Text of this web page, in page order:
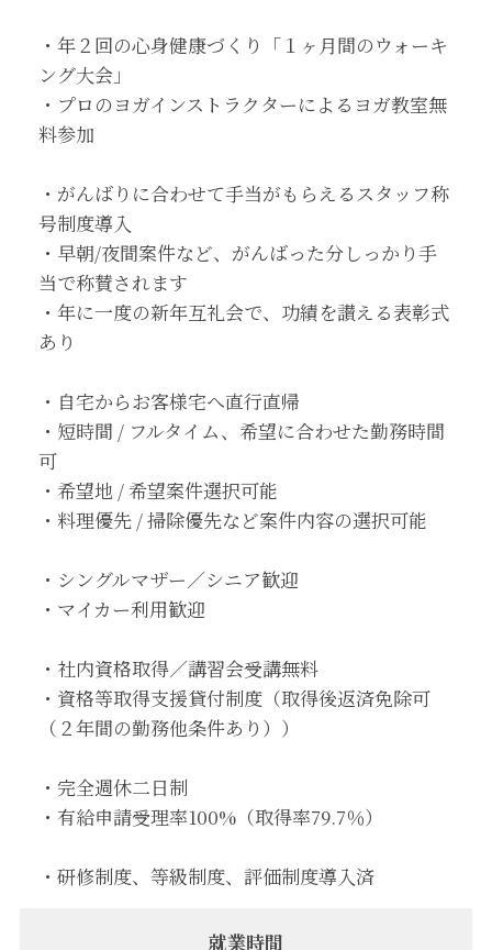
・年２回の心身健康づくり「１ヶ月間のウォーキ
ング大会」
・プロのヨガインストラクターによるヨガ教室無
料参加
・がんばりに合わせて手当がもらえるスタッフ称
号制度導入
・早朝/夜間案件など、がんばった分しっかり手
当で称賛されます
・年に一度の新年互礼会で、功績を讃える表彰式
あり
・自宅からお客様宅へ直行直帰
・短時間 / フルタイム、希望に合わせた勤務時間
可
・希望地 / 希望案件選択可能
・料理優先 / 掃除優先など案件内容の選択可能
・シングルマザー／シニア歓迎
・マイカー利用歓迎
・社内資格取得／講習会受講無料
・資格等取得支援貸付制度（取得後返済免除可
（２年間の勤務他条件あり））
・完全週休二日制
・有給申請受理率100%（取得率79.7％）
・研修制度、等級制度、評価制度導入済
就業時間